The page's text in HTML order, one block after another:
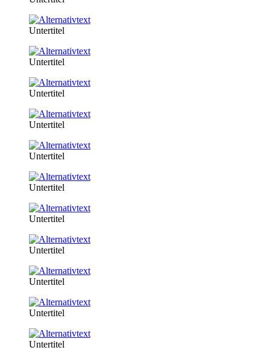
Untertitel
Untertitel
Untertitel
Untertitel
Untertitel
Untertitel
Untertitel
Untertitel
Untertitel
Untertitel
Untertitel